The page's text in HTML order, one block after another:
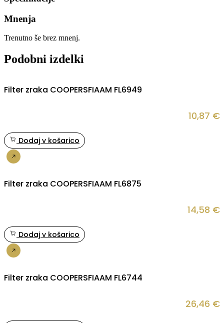
Mnenja
Trenutno še brez mnenj.
Podobni izdelki
Filter zraka COOPERSFIAAM FL6949
10,87 €
Dodaj v košarico
Filter zraka COOPERSFIAAM FL6875
14,58 €
Dodaj v košarico
Filter zraka COOPERSFIAAM FL6744
26,46 €